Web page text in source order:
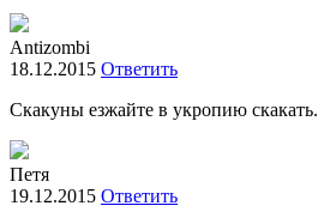
Antizombi
18.12.2015 Ответить
Скакуны езжайте в укропию скакать.
Петя
19.12.2015 Ответить